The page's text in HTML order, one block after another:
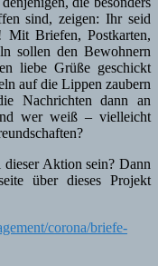
sind, zeigen: Ihr seid
Mit Briefen, Postkarten,
sollen den Bewohnern
liebe Grüße geschickt
auf die Lippen zaubern
Nachrichten dann an
wer weiß – vielleicht
Aktion sein? Dann
über dieses Projekt
corona/briefe-